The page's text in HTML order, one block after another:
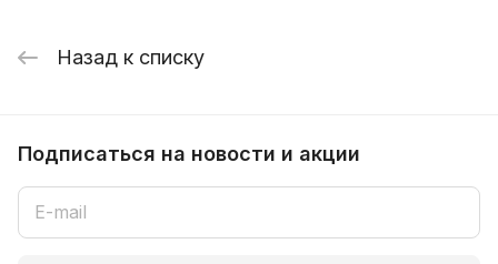
Назад к списку
Подписаться на новости и акции